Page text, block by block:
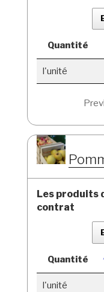
Quantité
l'unité
Les produits
contrat
Quantité
l'unité